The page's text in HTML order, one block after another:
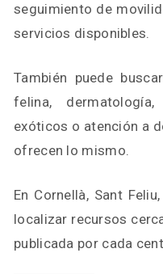
seguimiento de
servicios disponibles.
También puede
felina, dermatología,
exóticos o atención a
ofrecen lo mismo.
En Cornellà, Sant
localizar recursos
publicada por cada